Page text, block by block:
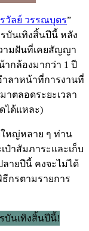
วัลย์ วรรณบุตร”
บันเทิงสิ้นปีนี้ หลัง
ามฝันที่เคยสัญญา
ากล้องมากว่า 1 ปี
ำลาหน้าที่การงานที่
ตลอดระยะเวลา
ได้แหละ)
หญ่หลาย ๆ ท่าน
ป๋าสัมภาระและเก็บ
ายปีนี้ คงจะไม่ได้
กรตามรายการ